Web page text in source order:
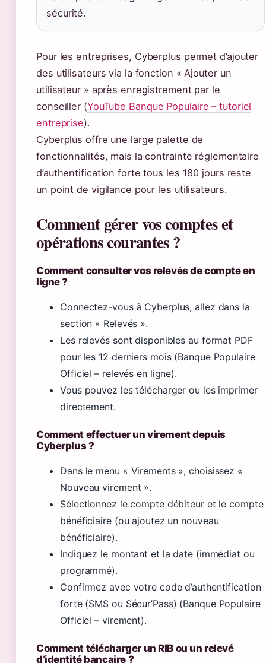
sécurité.
Pour les entreprises, Cyberplus permet d’ajouter
des utilisateurs via la fonction « Ajouter un
utilisateur » après enregistrement par le
conseiller (YouTube Banque Populaire – tutoriel
entreprise).
Cyberplus offre une large palette de
fonctionnalités, mais la contrainte réglementaire
d’authentification forte tous les 180 jours reste
un point de vigilance pour les utilisateurs.
Comment gérer vos comptes et
opérations courantes ?
Comment consulter vos relevés de compte en
ligne ?
Connectez-vous à Cyberplus, allez dans la
section « Relevés ».
Les relevés sont disponibles au format PDF
pour les 12 derniers mois (Banque Populaire
Officiel – relevés en ligne).
Vous pouvez les télécharger ou les imprimer
directement.
Comment effectuer un virement depuis
Cyberplus ?
Dans le menu « Virements », choisissez «
Nouveau virement ».
Sélectionnez le compte débiteur et le compte
bénéficiaire (ou ajoutez un nouveau
bénéficiaire).
Indiquez le montant et la date (immédiat ou
programmé).
Confirmez avec votre code d’authentification
forte (SMS ou Sécur’Pass) (Banque Populaire
Officiel – virement).
Comment télécharger un RIB ou un relevé
d’identité bancaire ?